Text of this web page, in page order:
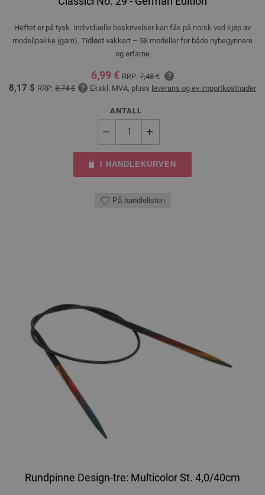
Heftet er på tysk. Individuelle beskrivelser kan fås på norsk ved kjøp av
modellpakke (garn). Tidløst vakkert – 58 modeller for både nybegynnere
og erfarne
6,99 € RRP: 7,48 €
8,17 $ RRP: 8,74 $ Ekskl. MVA, pluss leverans og ev importkostnader
ANTALL
I HANDLEKURVEN
På handlelisten
Rundpinne Design-tre: Multicolor St. 4,0/40cm